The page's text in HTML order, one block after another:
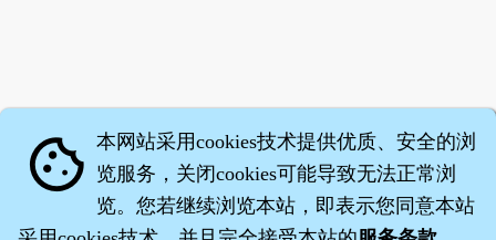
cookie 本网站采用cookies技术提供优质、安全的浏
览服务，关闭cookies可能导致无法正常浏
览。您若继续浏览本站，即表示您同意本站